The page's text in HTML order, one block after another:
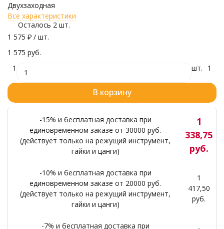
Двухзаходная
Все характеристики
Осталось 2 шт.
1 575 ₽ / шт.
1 575 руб.
1
шт. 1
В корзину
-15% и бесплатная доставка при
единовременном заказе от 30000 руб.
(действует только на режущий инструмент,
гайки и цанги)
1
338,75
руб.
-10% и бесплатная доставка при
единовременном заказе от 20000 руб.
(действует только на режущий инструмент,
гайки и цанги)
1
417,50
руб.
-7% и бесплатная доставка при